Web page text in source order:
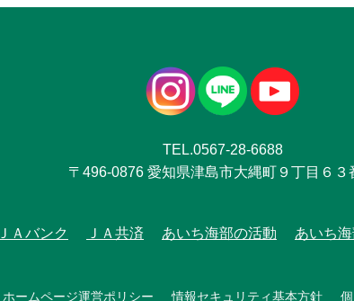
TEL.0567-28-6688
〒496-0876 愛知県津島市大縄町９丁目６３
ＪＡバンク ＪＡ共済 あいち海部の活動 あいち
ホームページ運営ポリシー 情報セキュリティ基本方針